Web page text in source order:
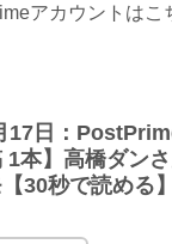
アカウントはこ
17日：
1本】高橋ダン
30秒で読める】